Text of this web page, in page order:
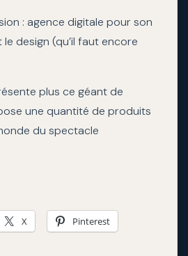
: agence digitale pour son
design (qu’il faut encore
plus ce géant de
une quantité de produits
du spectacle
X Pinterest